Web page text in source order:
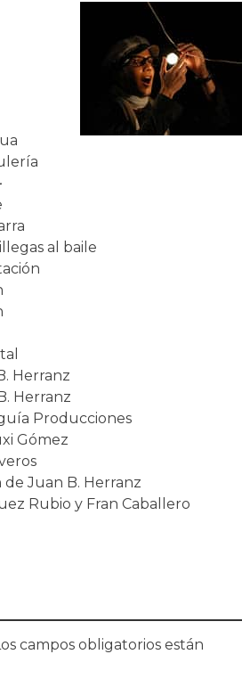
al baile
Herranz
Herranz
Producciones
Gómez
de Juan B. Herranz
Rubio y Fran Caballero
campos obligatorios están